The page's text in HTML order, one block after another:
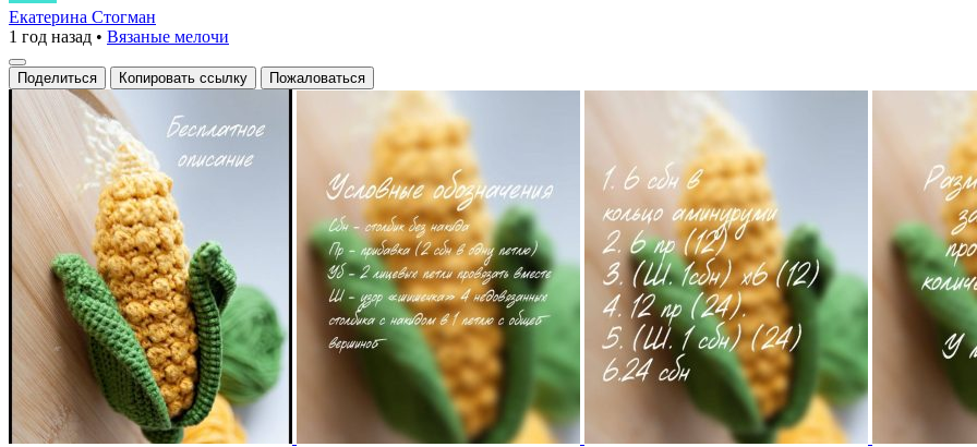
с
вязаным
листом
початком,
выполненным
из
мягких
ниток,
создающих
эффект
натуральной
зернистости,
аккуратно
закреплена
Екатерина Стогман
1 год назад • Вязаные мелочи
Поделиться Копировать ссылку Пожаловаться